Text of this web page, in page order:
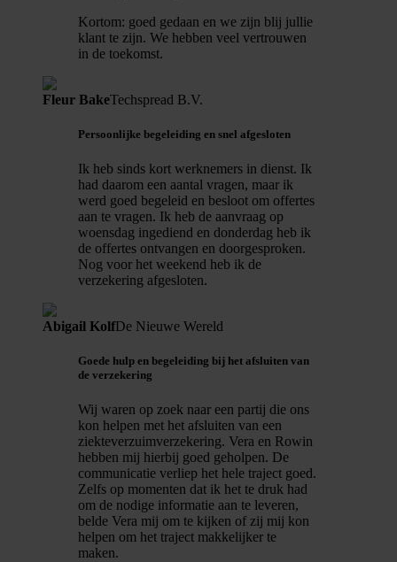
Kortom: goed gedaan en we zijn blij jullie
klant te zijn. We hebben veel vertrouwen
in de toekomst.
Fleur BakeTechspread B.V.
Persoonlijke begeleiding en snel afgesloten
Ik heb sinds kort werknemers in dienst. Ik
had daarom een aantal vragen, maar ik
werd goed begeleid en besloot om offertes
aan te vragen. Ik heb de aanvraag op
woensdag ingediend en donderdag heb ik
de offertes ontvangen en doorgesproken.
Nog voor het weekend heb ik de
verzekering afgesloten.
Abigail KolfDe Nieuwe Wereld
Goede hulp en begeleiding bij het afsluiten van
de verzekering
Wij waren op zoek naar een partij die ons
kon helpen met het afsluiten van een
ziekteverzuimverzekering. Vera en Rowin
hebben mij hierbij goed geholpen. De
communicatie verliep het hele traject goed.
Zelfs op momenten dat ik het te druk had
om de nodige informatie aan te leveren,
belde Vera mij om te kijken of zij mij kon
helpen om het traject makkelijker te
maken.